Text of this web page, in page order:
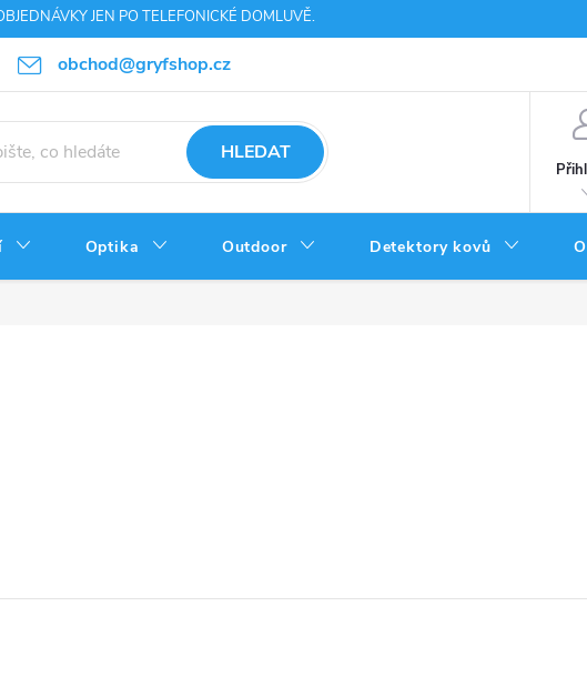
JEN PO TELEFONICKÉ DOMLUVĚ.
obchod@gryfshop.cz
Napište nám Ochrana osobních údajů
HLEDAT
Optika Outdoor Detektory kovů